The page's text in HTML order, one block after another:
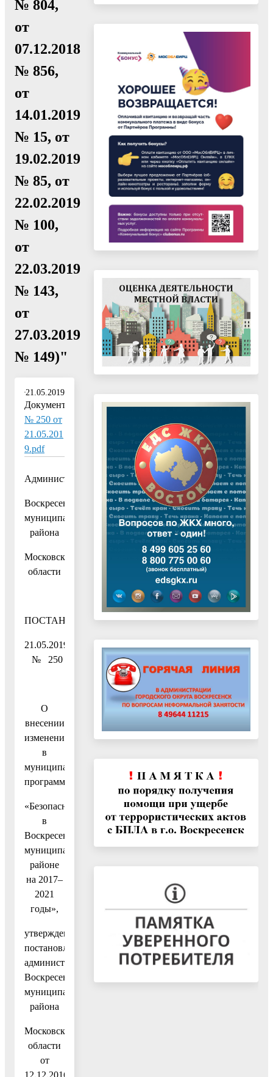
№ 804,
от
07.12.2018
№ 856,
от
14.01.2019
№ 15, от
19.02.2019
№ 85, от
22.02.2019
№ 100,
от
22.03.2019
№ 143,
от
27.03.2019
№ 149)"
21.05.2019
Документ:
№ 250 от
21.05.201
9.pdf
Администрация
Воскресенского
муниципального
района
Московской
области
ПОСТАНОВЛЕНИЕ
21.05.2019
№ 250
О
внесении
изменений
в
муниципальную
программу
«Безопасность
в
Воскресенском
муниципальном
районе
на 2017–
2021
годы»,
утвержденную
постановлением
администрации
Воскресенского
муниципального
района
Московской
области
от
12.12.2016